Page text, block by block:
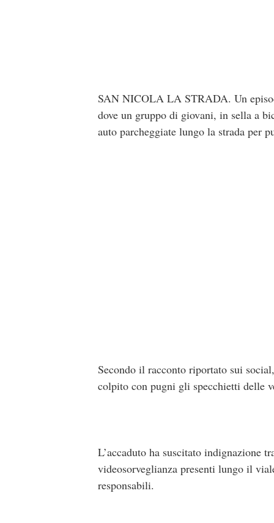
SAN NICOLA LA STRADA. Un
dove un gruppo di giovani, in sella a
auto parcheggiate lungo la strada per
Secondo il racconto riportato sui
colpito con pugni gli specchietti delle
L’accaduto ha suscitato indignazione
videosorveglianza presenti lungo il
responsabili.